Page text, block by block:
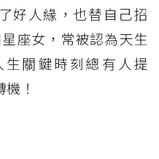
好人緣，也替自己招
星座女，常被認為天生
關鍵時刻總有人提
！